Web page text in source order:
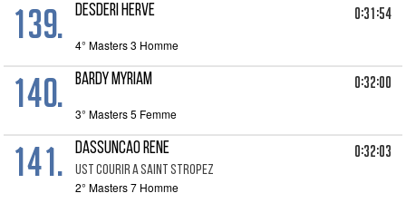
139. DESDERI HERVE 0:31:54
4° Masters 3 Homme
140. BARDY MYRIAM 0:32:00
3° Masters 5 Femme
141. DASSUNCAO RENE
UST COURIR A SAINT STROPEZ
0:32:03
2° Masters 7 Homme